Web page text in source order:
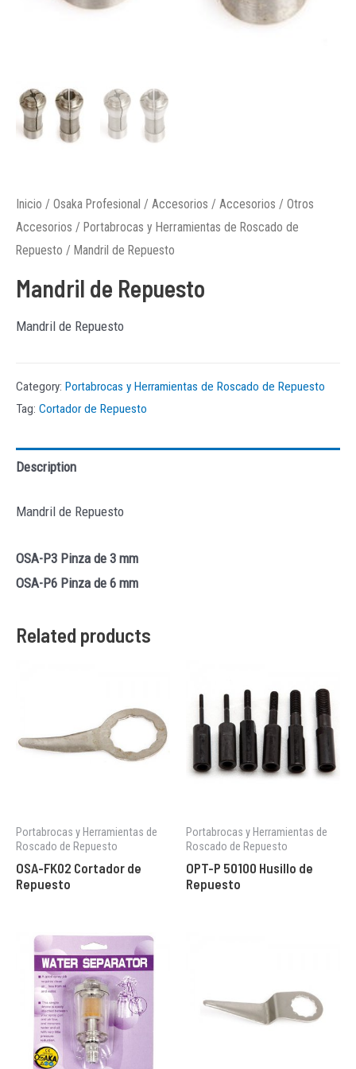
Inicio / Osaka Profesional / Accesorios / Accesorios / Otros
Accesorios / Portabrocas y Herramientas de Roscado de
Repuesto / Mandril de Repuesto
Mandril de Repuesto
Mandril de Repuesto
Category: Portabrocas y Herramientas de Roscado de Repuesto
Tag: Cortador de Repuesto
Description
Mandril de Repuesto
OSA-P3 Pinza de 3 mm
OSA-P6 Pinza de 6 mm
Related products
Portabrocas y Herramientas de
Roscado de Repuesto
OSA-FK02 Cortador de
Repuesto
Portabrocas y Herramientas de
Roscado de Repuesto
OPT-P 50100 Husillo de
Repuesto